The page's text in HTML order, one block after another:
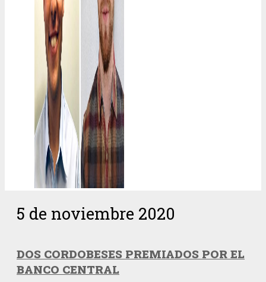
5 de noviembre 2020
DOS CORDOBESES PREMIADOS POR EL
BANCO CENTRAL